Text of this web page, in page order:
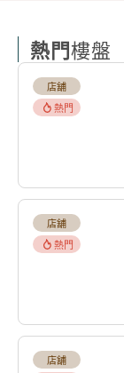
熱門樓盤
店舖
熱門
店舖
熱門
店舖